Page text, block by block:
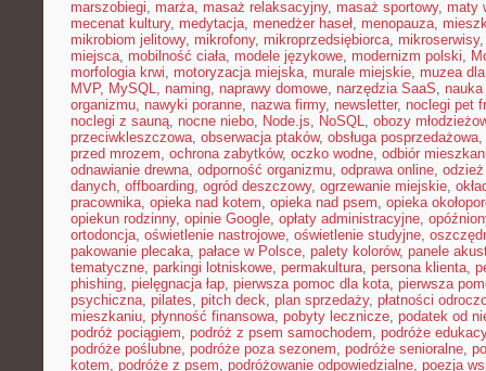
marszobiegi, marża, masaż relaksacyjny, masaż sportowy, maty
mecenat kultury, medytacja, menedżer haseł, menopauza,
mikrobiom jelitowy, mikrofony, mikroprzedsiębiorca, mikroserwisy
miejsca, mobilność ciała, modele językowe, modernizm polski,
morfologia krwi, motoryzacja miejska, murale miejskie, muzea
MVP, MySQL, naming, naprawy domowe, narzędzia SaaS, nauka
organizmu, nawyki poranne, nazwa firmy, newsletter, noclegi pet
noclegi z sauną, nocne niebo, Node.js, NoSQL, obozy
przeciwkleszczowa, obserwacja ptaków, obsługa posprzedażowa,
przed mrozem, ochrona zabytków, oczko wodne, odbiór
odnawianie drewna, odporność organizmu, odprawa online,
danych, offboarding, ogród deszczowy, ogrzewanie miejskie,
pracownika, opieka nad kotem, opieka nad psem, opieka
opiekun rodzinny, opinie Google, opłaty administracyjne,
ortodoncja, oświetlenie nastrojowe, oświetlenie studyjne,
pakowanie plecaka, pałace w Polsce, palety kolorów, panele
tematyczne, parkingi lotniskowe, permakultura, persona klienta,
phishing, pielęgnacja łap, pierwsza pomoc dla kota, pierwsza
psychiczna, pilates, pitch deck, plan sprzedaży, płatności
mieszkaniu, płynność finansowa, pobyty lecznicze, podatek od
podróż pociągiem, podróż z psem samochodem, podróże
podróże poślubne, podróże poza sezonem, podróże senioralne,
kotem, podróże z psem, podróżowanie odpowiedzialne, poezja